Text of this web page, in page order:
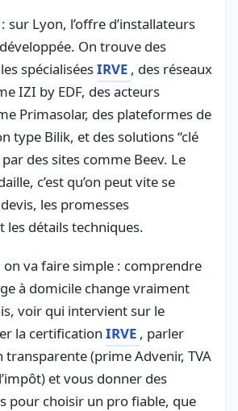
sur Lyon, l’offre d’installateurs
On trouve des
spécialiséesIRVE , des réseaux
IZI by EDF, des acteurs
Primasolar, des plateformes de
type Bilik, et des solutions “clé
des sites comme Beev. Le
c’est qu’on peut vite se
les promesses
les détails techniques.
on va faire simple : comprendre
à domicile change vraiment
voir qui intervient sur le
la certification IRVE , parler
transparente (prime Advenir, TVA
et vous donner des
pour choisir un pro fiable, que